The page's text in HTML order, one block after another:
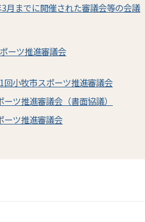
月までに開催された審議会等の会議
ーツ推進審議会
回小牧市スポーツ推進審議会
ツ推進審議会（書面協議）
ーツ推進審議会